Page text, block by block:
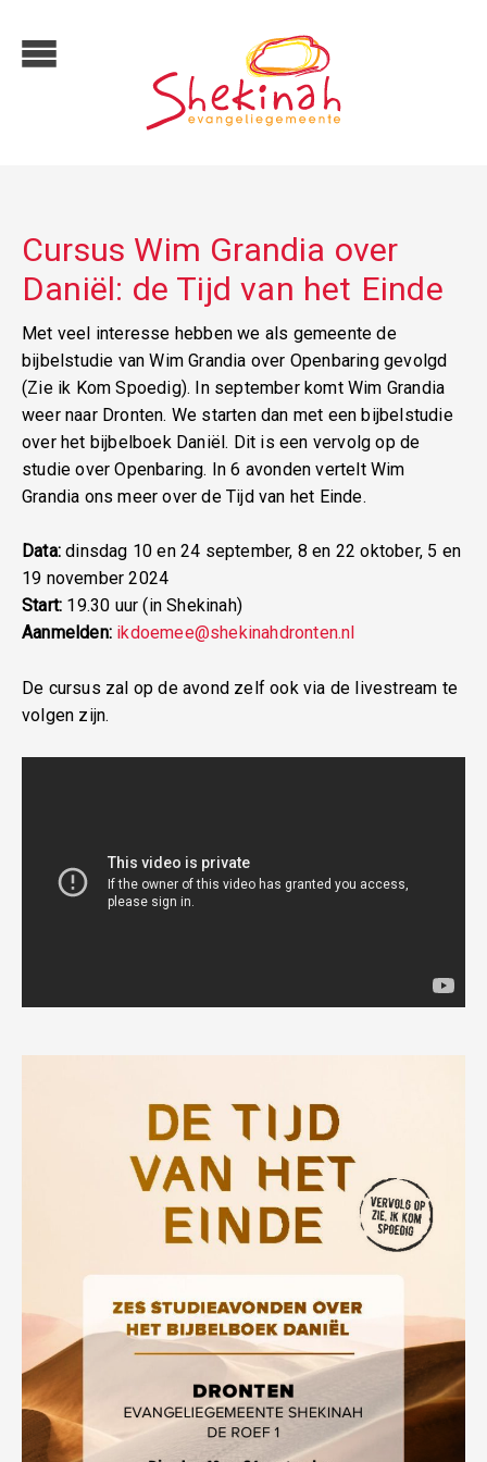
Cursus Wim Grandia over
Daniël: de Tijd van het Einde
Met veel interesse hebben we als gemeente de
bijbelstudie van Wim Grandia over Openbaring gevolgd
(Zie ik Kom Spoedig). In september komt Wim Grandia
weer naar Dronten. We starten dan met een bijbelstudie
over het bijbelboek Daniël. Dit is een vervolg op de
studie over Openbaring. In 6 avonden vertelt Wim
Grandia ons meer over de Tijd van het Einde.
Data:dinsdag 10 en 24 september, 8 en 22 oktober, 5 en
19 november 2024
Start: 19.30 uur (in Shekinah)
Aanmelden: ikdoemee@shekinahdronten.nl
De cursus zal op de avond zelf ook via de livestream te
volgen zijn.